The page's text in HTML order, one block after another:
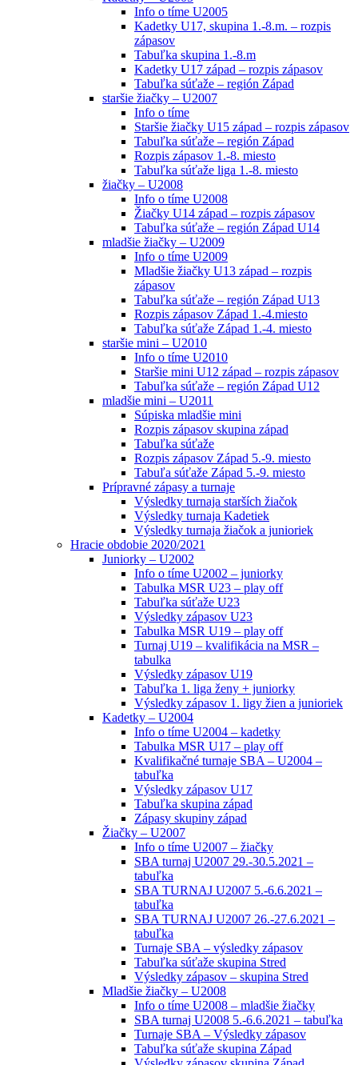
Info o tíme U2005
Kadetky U17, skupina 1.-8.m. – rozpis
zápasov
Tabuľka skupina 1.-8.m
Kadetky U17 západ – rozpis zápasov
Tabuľka súťaže – región Západ
staršie žiačky – U2007
Info o tíme
Staršie žiačky U15 západ – rozpis zápasov
Tabuľka súťaže – región Západ
Rozpis zápasov 1.-8. miesto
Tabuľka súťaže liga 1.-8. miesto
žiačky – U2008
Info o tíme U2008
Žiačky U14 západ – rozpis zápasov
Tabuľka súťaže – región Západ U14
mladšie žiačky – U2009
Info o tíme U2009
Mladšie žiačky U13 západ – rozpis
zápasov
Tabuľka súťaže – región Západ U13
Rozpis zápasov Západ 1.-4.miesto
Tabuľka súťaže Západ 1.-4. miesto
staršie mini – U2010
Info o tíme U2010
Staršie mini U12 západ – rozpis zápasov
Tabuľka súťaže – región Západ U12
mladšie mini – U2011
Súpiska mladšie mini
Rozpis zápasov skupina západ
Tabuľka súťaže
Rozpis zápasov Západ 5.-9. miesto
Tabuľa súťaže Západ 5.-9. miesto
Prípravné zápasy a turnaje
Výsledky turnaja starších žiačok
Výsledky turnaja Kadetiek
Výsledky turnaja žiačok a junioriek
Hracie obdobie 2020/2021
Juniorky – U2002
Info o tíme U2002 – juniorky
Tabulka MSR U23 – play off
Tabuľka súťaže U23
Výsledky zápasov U23
Tabulka MSR U19 – play off
Turnaj U19 – kvalifikácia na MSR –
tabulka
Výsledky zápasov U19
Tabuľka 1. liga ženy + juniorky
Výsledky zápasov 1. ligy žien a junioriek
Kadetky – U2004
Info o tíme U2004 – kadetky
Tabulka MSR U17 – play off
Kvalifikačné turnaje SBA – U2004 –
tabuľka
Výsledky zápasov U17
Tabuľka skupina západ
Zápasy skupiny západ
Žiačky – U2007
Info o tíme U2007 – žiačky
SBA turnaj U2007 29.-30.5.2021 –
tabuľka
SBA TURNAJ U2007 5.-6.6.2021 –
tabuľka
SBA TURNAJ U2007 26.-27.6.2021 –
tabuľka
Turnaje SBA – výsledky zápasov
Tabuľka súťaže skupina Stred
Výsledky zápasov – skupina Stred
Mladšie žiačky – U2008
Info o tíme U2008 – mladšie žiačky
SBA turnaj U2008 5.-6.6.2021 – tabuľka
Turnaje SBA – Výsledky zápasov
Tabuľka súťaže skupina Západ